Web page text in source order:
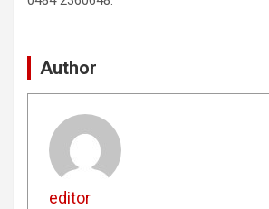
Author
editor